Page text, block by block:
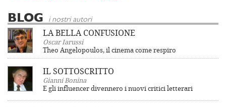
BLOG i nostri autori
LA BELLA CONFUSIONE
Oscar Iarussi
Theo Angelopoulos, il cinema come respiro
IL SOTTOSCRITTO
Gianni Bonina
E gli influencer divennero i nuovi critici letterari